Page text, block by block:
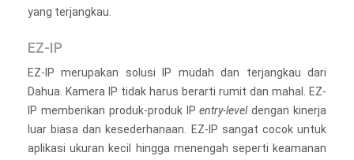
yang terjangkau.
EZ-IP
EZ-IP merupakan solusi IP mudah dan terjangkau dari
Dahua. Kamera IP tidak harus berarti rumit dan mahal. EZ-
IP memberikan produk-produk IPentry-leveldengan kinerja
luar biasa dan kesederhanaan. EZ-IP sangat cocok untuk
aplikasi ukuran kecil hingga menengah seperti keamanan